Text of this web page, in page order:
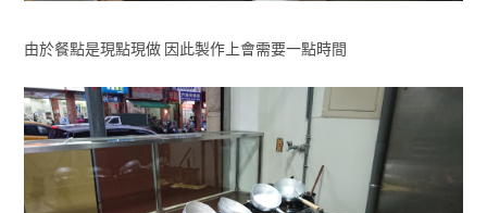
由於餐點是現點現做 因此製作上會需要一點時間